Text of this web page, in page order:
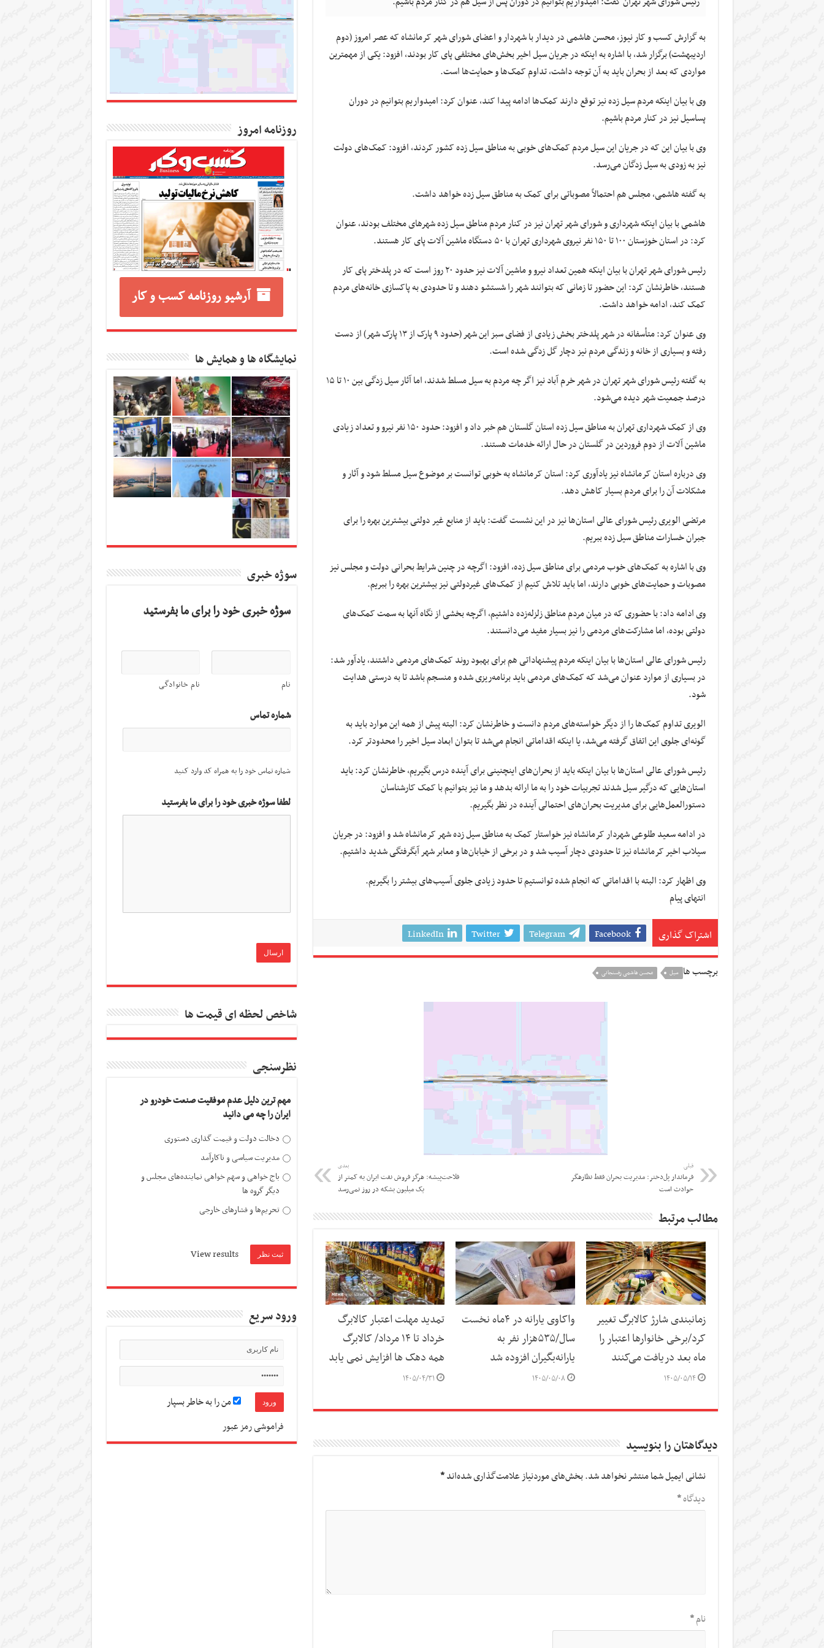
به گزارش کسب و کار نیوز، محسن هاشمی در دیدار با شهردار و اعضای شورای شهر کرمانشاه که عصر امروز (دوم
اردیبهشت) برگزار شد، با اشاره به اینکه در جریان سیل اخیر بخش‌های مختلفی پای کار بودند، افزود: یکی از مهمترین
مواردی که بعد از بحران باید به آن توجه داشت، تداوم کمک‌ها و حمایت‌ها است.
وی با بیان اینکه مردم سیل زده نیز توقع دارند کمک‌ها ادامه پیدا کند، عنوان کرد: امیدواریم بتوانیم در دوران
پساسیلنیز در کنار مردم باشیم.
وی با بیان این که در جریان این سیل مردم کمک‌های خوبی به مناطق سیل زده کشور کردند، افزود: کمک‌های دولت
نیز به زودی به سیل زدگان می‌رسد.
به گفته هاشمی، مجلس هم احتمالاً مصوباتی برای کمک به مناطق سیل زده خواهد داشت.
هاشمی با بیان اینکه شهرداری و شورای شهر تهران نیز در کنار مردم مناطق سیل زده شهرهای مختلف بودند، عنوان
کرد: در استان خوزستان ۱۰۰ تا ۱۵۰ نفر نیروی شهرداری تهران با ۵۰ دستگاه ماشین آلات پای کار هستند.
رئیس شورای شهر تهران با بیان اینکه همین تعداد نیرو و ماشین آلات نیز حدود ۲۰ روز است که در
پلدخترپای کار
هستند، خاطرنشان کرد: این حضور تا زمانی که بتوانند شهر را شستشو دهند و تا حدودی به پاکسازی خانه‌های مردم
کمک کند، ادامه خواهد داشت.
وی عنوان کرد:متأسفانهدر شهرپلدختر
بخش زیادی از فضای سبز این شهر (حدود ۹ پارک از ۱۳ پارک شهر) از دست
رفته و بسیاری از خانه و زندگی مردم نیز دچار گل زدگی شده است.
به گفته رئیس شورای شهر تهران در شهر خرم آباد نیز اگر چه مردم به سیل مسلط شدند، اما آثار سیل زدگی بین ۱۰ تا ۱۵
درصد جمعیت شهر دیده می‌شود.
وی از کمک شهرداری تهران به مناطق سیل زده استان گلستان هم خبر داد و افزود: حدود ۱۵۰ نفر نیرو و تعداد زیادی
ماشین آلات از دوم فروردین در گلستان در حال ارائه خدمات هستند.
وی درباره استان کرمانشاه نیز یادآوری کرد: استان کرمانشاه به خوبی توانست بر موضوع سیل مسلط شود و آثار و
مشکلات آن را برای مردم بسیار کاهش دهد.
مرتضیالویریرئیسشورای عالی استان‌ها نیز در این نشست گفت: باید از منابع غیر دولتی بیشترین بهره را برای
جبران خسارات مناطق سیل زده ببریم.
وی با اشاره به کمک‌های خوب مردمی برای مناطق سیل زده، افزود: اگرچه در چنین شرایط بحرانی دولت و مجلس نیز
مصوبات و حمایت‌های خوبی دارند، اما باید تلاش کنیم از کمک‌های غیردولتی نیز بیشترین بهره را ببریم.
وی ادامه داد: با حضوری که در میان مردم مناطق زلزله‌زده داشتیم، اگرچه بخشی از نگاه آنها به سمت کمک‌های
دولتی بوده، اما مشارکت‌های مردمی را نیز بسیار مفید می‌دانستند.
رئیس شورای عالی استان‌ها با بیان اینکه مردم پیشنهاداتی هم برای بهبود روند کمک‌های مردمی داشتند، یادآور شد:
در بسیاری از موارد عنوان می‌شد که کمک‌های مردمی باید برنامه‌ریزی شده و منسجم باشد تا به درستی هدایت
شود.
الویریتداوم کمک‌ها را از دیگر خواسته‌های مردم دانست و خاطرنشان کرد: البته پیش از همه این موارد باید به
گونه‌ای جلوی این اتفاق گرفته می‌شد، یا اینکه اقداماتی انجام می‌شد تا بتوان ابعاد سیل اخیر را محدودتر کرد.
رئیس شورای عالی استان‌ها با بیان اینکه باید از بحران‌های اینچنینی برای آینده درس بگیریم، خاطرنشان کرد: باید
استان‌هایی که درگیر سیل شدند تجربیات خود را به ما ارائه بدهد و ما نیز بتوانیم با کمک کارشناسان
دستورالعمل‌هایی برای مدیریت بحران‌های احتمالی آینده در نظر بگیریم.
در ادامه سعید طلوعی شهردار کرمانشاه نیز خواستار کمک به مناطق سیل زده شهر کرمانشاه شد و افزود: در جریان
سیلاب اخیر کرمانشاه نیز تا حدودی دچار آسیب شد و در برخی از خیابان‌ها و معابر شهرآبگرفتگیشدید داشتیم.
وی اظهار کرد: البته با اقداماتی که انجام شده توانستیم تا حدود زیادی جلوی آسیب‌های بیشتر را بگیریم.
انتهای پیام
اشتراک گذاری Facebook
Telegram
Twitter
LinkedIn
برچسب ها سیل محسن هاشمی رفسنجانی
قبلی
فرماندار پل‌دختر: مدیریت بحران فقط نظاره‎گر
حوادث است
بعدی
فلاحت‌پیشه: هرگز فروش نفت ایران به کمتر از
یک میلیون بشکه در روز نمی‌رسد
مطالب مرتبط
زمانبندی شارژ کالابرگ تغییر
کرد/برخی خانوارها اعتبار را
ماه بعد دریافت می‌کنند
۱۴۰۵/۰۵/۱۴
واکاوی یارانه در ۴ماه نخست
سال/۵۳۵هزار نفر به
یارانه‌بگیران افزوده شد
۱۴۰۵/۰۵/۰۸
تمدید مهلت اعتبار کالابرگ
خرداد تا ۱۴ مرداد/ کالابرگ
همه دهک ها افزایش نمی یابد
۱۴۰۵/۰۴/۳۱
دیدگاهتان را بنویسید
نشانی ایمیل شما منتشر نخواهد شد.بخش‌های موردنیاز علامت‌گذاری شده‌اند*
دیدگاه*
نام*
روزنامه امروز
آرشیو روزنامه کسب و کار
نمایشگاه ها و همایش ها
سوژه خبری
سوژه خبری خود را برای ما بفرستید
نام نام خانوادگی
شماره تماس
شماره تماس خود را به همراه کد وارد کنید
لطفا سوژه خبری خود را برای ما بفرستید
شاخص لحظه ای قیمت ها
نظرسنجی
مهم ترین دلیل عدم موفقیت صنعت خودرو در
ایران را چه می دانید
دخالت دولت و قیمت گذاری دستوری
مدیریت سیاسی و ناکارآمد
باج خواهی و سهم خواهی نماینده‌های مجلس و
دیگر گروه ها
تحریم‌ها و فشارهای خارجی
View results
ورود سریع
من را به خاطر بسپار
فراموشی رمز عبور